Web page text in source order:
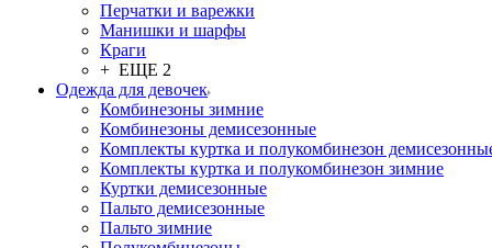
Перчатки и варежки
Манишки и шарфы
Краги
+ ЕЩЕ 2
Одежда для девочек
Комбинезоны зимние
Комбинезоны демисезонные
Комплекты куртка и полукомбинезон
Комплекты куртка и полукомбинезон зимние
Куртки демисезонные
Пальто демисезонные
Пальто зимние